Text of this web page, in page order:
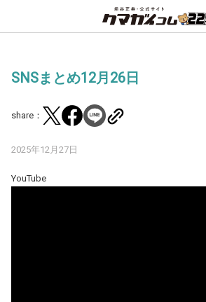
SNSまとめ12月26日
share：
2025年12月27日
YouTube